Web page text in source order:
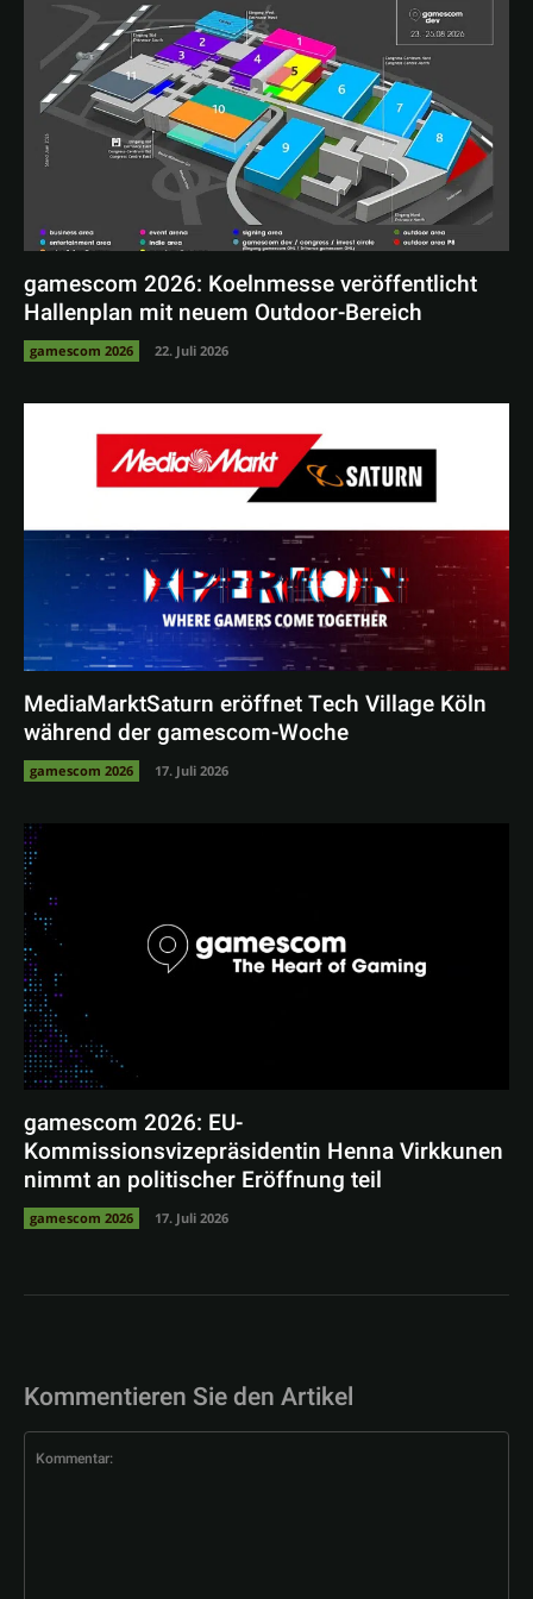
gamescom 2026: Koelnmesse veröffentlicht
Hallenplan mit neuem Outdoor-Bereich
gamescom 2026 22. Juli 2026
MediaMarktSaturn eröffnet Tech Village Köln
während der gamescom-Woche
gamescom 2026 17. Juli 2026
gamescom 2026: EU-
Kommissionsvizepräsidentin Henna Virkkunen
nimmt an politischer Eröffnung teil
gamescom 2026 17. Juli 2026
Kommentieren Sie den Artikel